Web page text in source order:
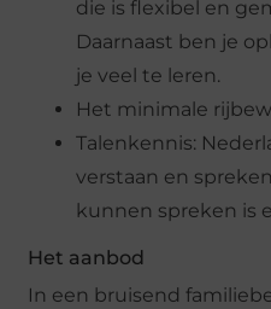
die is flexibel en
Daarnaast ben je
je veel te leren.
Het minimale
Talenkennis:
verstaan ​​en
kunnen spreken is
Het aanbod
In een bruisend